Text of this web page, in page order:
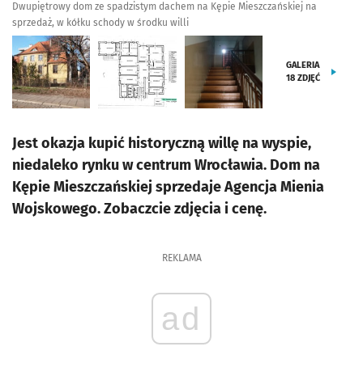
Dwupiętrowy dom ze spadzistym dachem na Kępie Mieszczańskiej na
sprzedaż, w kółku schody w środku willi
GALERIA
18 ZDJĘĆ
Jest okazja kupić historyczną willę na wyspie,
niedaleko rynku w centrum Wrocławia. Dom na
Kępie Mieszczańskiej sprzedaje Agencja Mienia
Wojskowego. Zobaczcie zdjęcia i cenę.
REKLAMA
ad